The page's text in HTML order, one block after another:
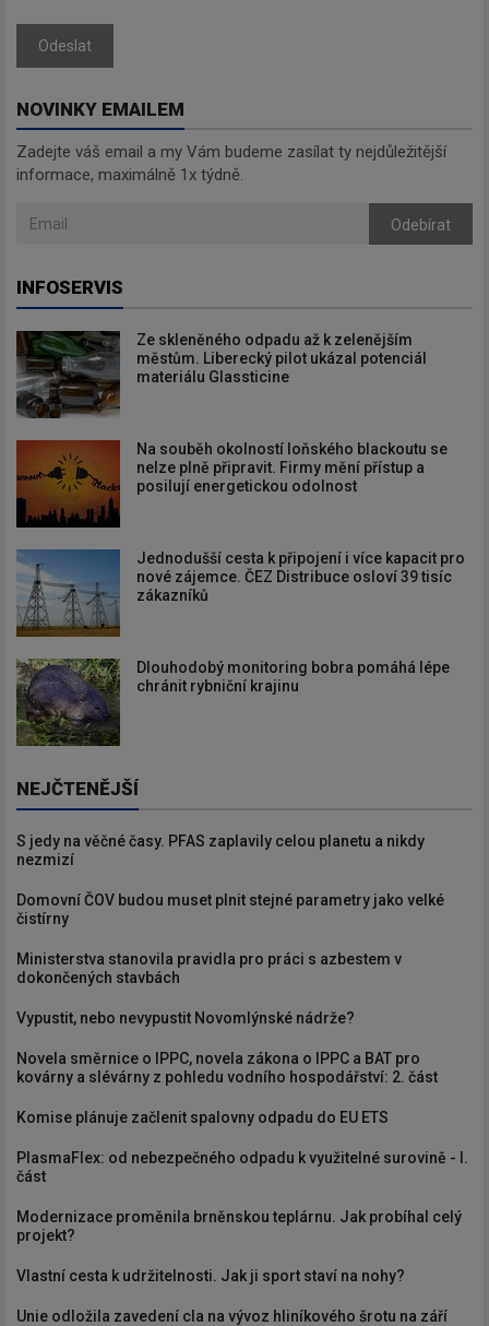
Odeslat
NOVINKY EMAILEM
Zadejte váš email a my Vám budeme zasílat ty nejdůležitější
informace, maximálně 1x týdně.
Odebírat
INFOSERVIS
Ze skleněného odpadu až k zelenějším
městům. Liberecký pilot ukázal potenciál
materiálu Glassticine
Na souběh okolností loňského blackoutu se
nelze plně připravit. Firmy mění přístup a
posilují energetickou odolnost
Jednodušší cesta k připojení i více kapacit pro
nové zájemce. ČEZ Distribuce osloví 39 tisíc
zákazníků
Dlouhodobý monitoring bobra pomáhá lépe
chránit rybniční krajinu
NEJČTENĚJŠÍ
S jedy na věčné časy. PFAS zaplavily celou planetu a nikdy
nezmizí
Domovní ČOV budou muset plnit stejné parametry jako velké
čistírny
Ministerstva stanovila pravidla pro práci s azbestem v
dokončených stavbách
Vypustit, nebo nevypustit Novomlýnské nádrže?
Novela směrnice o IPPC, novela zákona o IPPC a BAT pro
kovárny a slévárny z pohledu vodního hospodářství: 2. část
Komise plánuje začlenit spalovny odpadu do EU ETS
PlasmaFlex: od nebezpečného odpadu k využitelné surovině - I.
část
Modernizace proměnila brněnskou teplárnu. Jak probíhal celý
projekt?
Vlastní cesta k udržitelnosti. Jak ji sport staví na nohy?
Unie odložila zavedení cla na vývoz hliníkového šrotu na září